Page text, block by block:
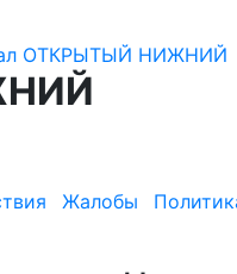
Жалобы